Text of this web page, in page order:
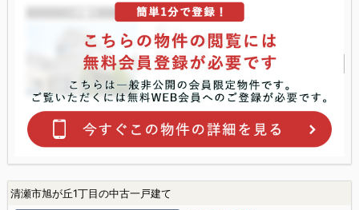
清瀬市旭が丘1丁目の中古一戸建て